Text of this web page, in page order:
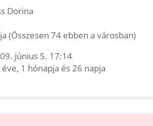
Dorina
(Összesen 74 ebben a városban)
június 5. 17:14
éve, 1 hónapja és 26 napja